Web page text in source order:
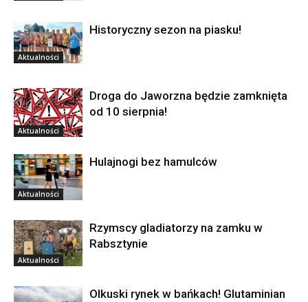
Aktualności
Historyczny sezon na piasku!
Aktualności
Droga do Jaworzna będzie zamknięta
od 10 sierpnia!
Aktualności
Hulajnogi bez hamulców
Aktualności
Rzymscy gladiatorzy na zamku w
Rabsztynie
Olkuski rynek w bańkach! Glutaminian